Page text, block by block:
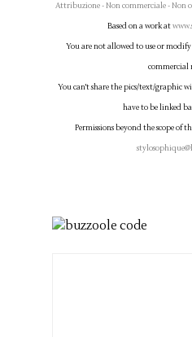
Attribuzione - Non commerciale - Non
Based on a work at
You are not allowed to use or
commercial
You can't share the pics/text/graphic
have to be linked
Permissions beyond the scope of